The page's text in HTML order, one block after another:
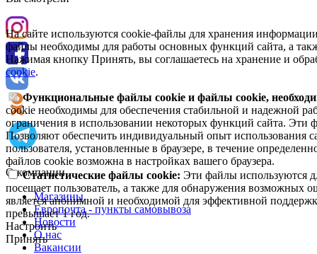
На сайте используются cookie-файлы для хранения
файлы необходимы для работы основных функций сайта, а
Нажимая кнопку Принять, вы соглашаетесь на хранение и
cookie.
Функциональные файлы cookie и файлы cookie,
cookie необходимы для обеспечения стабильной и надежной
ограничения в использовании некоторых функций сайта. Эти
Позволяют обеспечить индивидуальный опыт использования
пользователя, установленные в браузере, в течение
файлов cookie возможна в настройках вашего браузера.
Статистические файлы cookie: Эти файлы используются
посещает пользователь, а также для обнаружения возможных
является анонимной и необходимой для эффективной
превышает 1 год.
Настроить
Принять
О компании
Магазины
Европочта - пункты самовывоза
Новости
О нас
Вакансии